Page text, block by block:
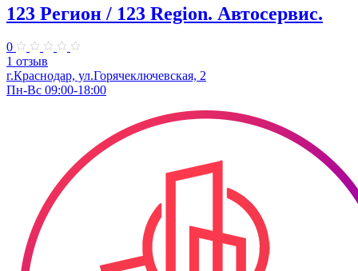
123 Регион / 123 Region. Автосервис.
0
1 отзыв
г.Краснодар, ул.Горячеключевская, 2
Пн-Вс 09:00-18:00